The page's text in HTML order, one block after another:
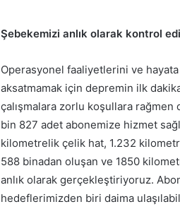
Şebekemizi anlık olarak kontrol
Operasyonel faaliyetlerini ve
aksatmamak için depremin ilk
çalışmalara zorlu koşullara
bin 827 adet abonemize hizmet
kilometrelik çelik hat, 1.232
588 binadan oluşan ve 1850
anlık olarak gerçekleştiriyoruz.
hedeflerimizden biri daima